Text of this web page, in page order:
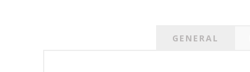
GENERAL